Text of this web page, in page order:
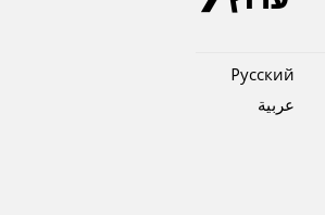
Pусский
عربية